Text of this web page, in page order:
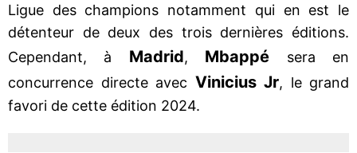
Ligue des champions notamment qui en est le
détenteur de deux des trois dernières éditions.
Cependant, à Madrid, Mbappé sera en
concurrence directe avec Vinicius Jr, le grand
favori de cette édition 2024.